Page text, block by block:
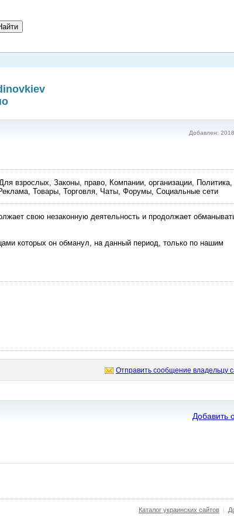
Добавлен:
взрослых, Законы, право, Компании, организации, Политика,
Товары, Торговля, Чаты, Форумы, Социальные сети
свою незаконную деятельность и продолжает
которых он обманул, на данный период, только по нашим
Отправить сообщение владельцу
Добавить
Каталог украинских сайтов |